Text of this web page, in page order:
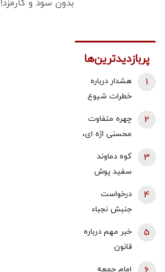
بدون سود و کارمزد!
پربازدیدترین‌ها
هشدار درباره
خطرات شیوع
حتی یک‌بار
تجربه هم
خطرناک است
1
چهره متفاوت
محسنی اژه ای،
2
کوه دماوند
سفید پوش
3
درخواست
جنبش نجباء
نظامی به
عربستان/ اکرم
4
خبر مهم درباره
قانون
5
امام جمعه